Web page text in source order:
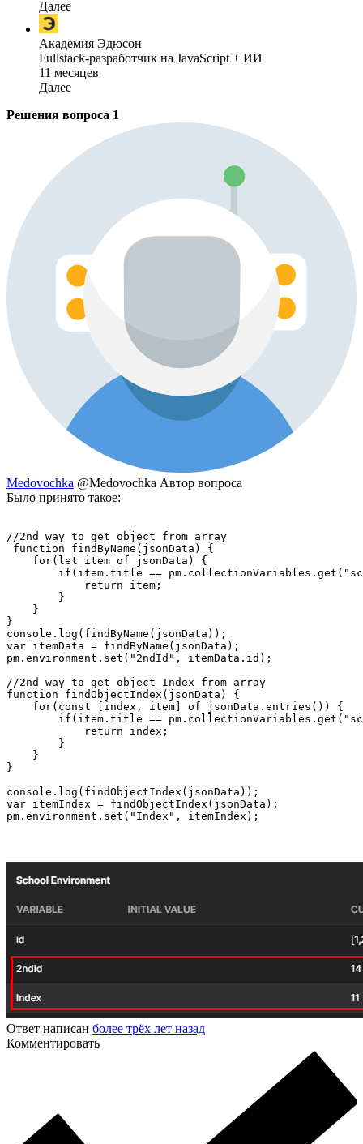
Далее
Академия Эдюсон
Fullstack-разработчик на JavaScript + ИИ
11 месяцев
Далее
Решения вопроса 1
Medovochka @Medovochka Автор вопроса
Было принято такое:
//2nd way to get object from array
function findByName(jsonData) {
    for(let item of jsonData) {
if(item.title ==
            return item;
        }
    }
}
console.log(findByName(jsonData));
var itemData = findByName(jsonData);
pm.environment.set("2ndId", itemData.id);
//2nd way to get object Index from array
function findObjectIndex(jsonData) {
    for(const [index, item] of jsonData.entries()) {
if(item.title ==
            return index;
        }
    }
}
console.log(findObjectIndex(jsonData));
var itemIndex = findObjectIndex(jsonData);
pm.environment.set("Index", itemIndex);
Ответ написан более трёх лет назад
Комментировать